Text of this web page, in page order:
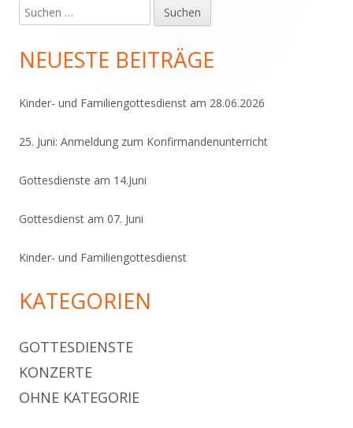
Haupt-
Seitenleiste
Suchen
nach:
NEUESTE BEITRÄGE
Kinder- und Familiengottesdienst am 28.06.2026
25. Juni: Anmeldung zum Konfirmandenunterricht
Gottesdienste am 14.Juni
Gottesdienst am 07. Juni
Kinder- und Familiengottesdienst
KATEGORIEN
GOTTESDIENSTE
KONZERTE
OHNE KATEGORIE